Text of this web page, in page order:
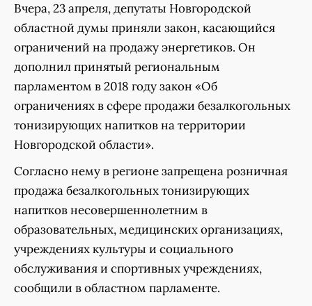
Вчера, 23 апреля, депутаты Новгородской
областной думы приняли закон, касающийся
ограничений на продажу энергетиков. Он
дополнил принятый региональным
парламентом в 2018 году закон «Об
ограничениях в сфере продажи безалкогольных
тонизирующих напитков на территории
Новгородской области».
Согласно нему в регионе запрещена розничная
продажа безалкогольных тонизирующих
напитков несовершеннолетним в
образовательных, медицинских организациях,
учреждениях культуры и социального
обслуживания и спортивных учреждениях,
сообщили в областном парламенте.